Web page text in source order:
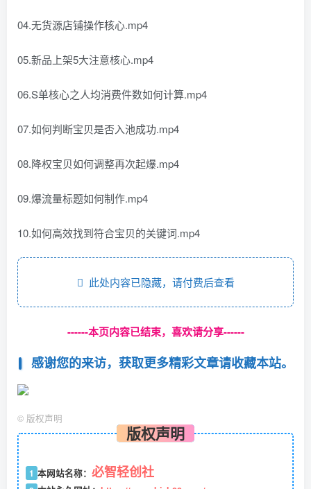
04.无货源店铺操作核心.mp4
05.新品上架5大注意核心.mp4
06.S单核心之人均消费件数如何计算.mp4
07.如何判断宝贝是否入池成功.mp4
08.降权宝贝如何调整再次起爆.mp4
09.爆流量标题如何制作.mp4
10.如何高效找到符合宝贝的关键词.mp4
此处内容已隐藏，请付费后查看
------本页内容已结束，喜欢请分享------
感谢您的来访，获取更多精彩文章请收藏本站。
© 版权声明
版权声明
1 本网站名称： 必智轻创社